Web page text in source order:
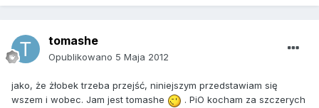
tomashe
Opublikowano 5 Maja 2012
jako, że żłobek trzeba przejść, niniejszym przedstawiam się
wszem i wobec. Jam jest tomashe
. PiO kocham za szczerych